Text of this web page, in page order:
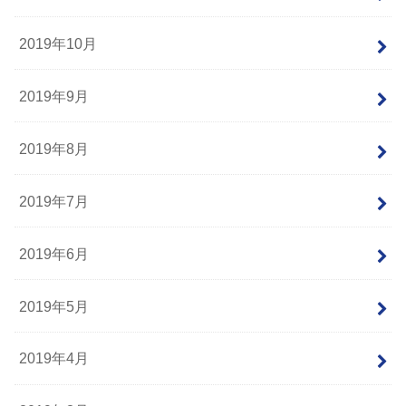
2019年10月
2019年9月
2019年8月
2019年7月
2019年6月
2019年5月
2019年4月